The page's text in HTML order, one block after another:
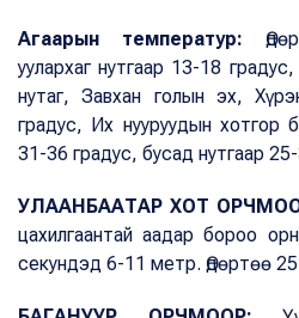
Агаарын температур:
уулархаг нутгаар 13-18
нутаг, Завхан голын эх,
градус, Их нууруудын хотгор
31-36 градус, бусад нутгаар
УЛААНБААТАР ХОТ
цахилгаантай аадар бороо
секундэд 6-11 метр. Өдөртөө